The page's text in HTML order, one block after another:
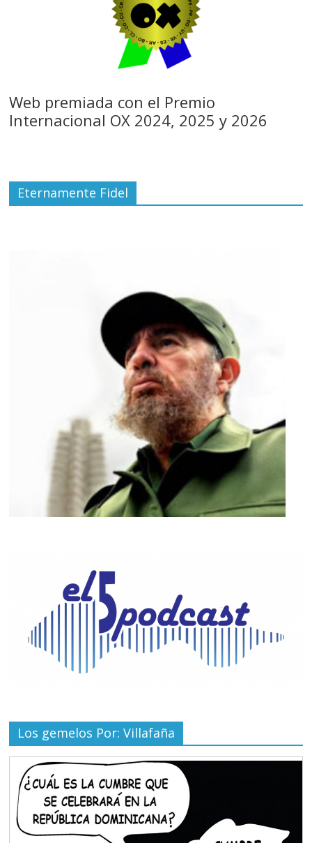
Web premiada con el Premio
Internacional OX 2024, 2025 y 2026
Eternamente Fidel
Los gemelos Por: Villafaña